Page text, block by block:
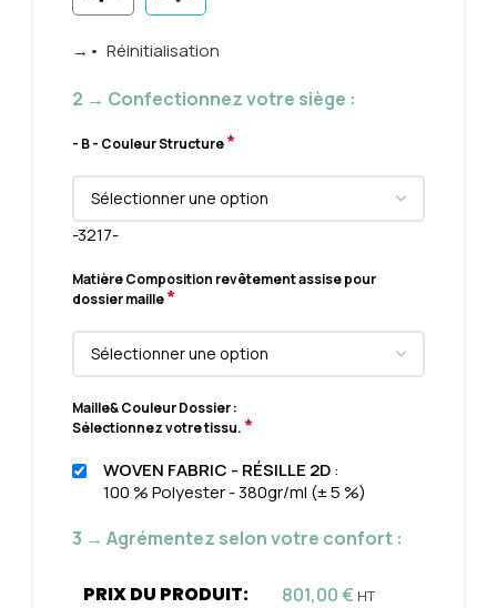
→• Réinitialisation
2 → Confectionnez votre siège :
- B - Couleur Structure*
-3217-
Matière Composition revêtement assise pour
dossier maille*
Maille& Couleur Dossier :
Sélectionnez votre tissu. *
WOVEN FABRIC - RÉSILLE 2D:
100 % Polyester - 380gr/ml (± 5 %)
3 → Agrémentez selon votre confort :
PRIX DU PRODUIT: 801,00€ HT